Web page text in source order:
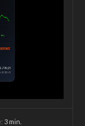
3 min.